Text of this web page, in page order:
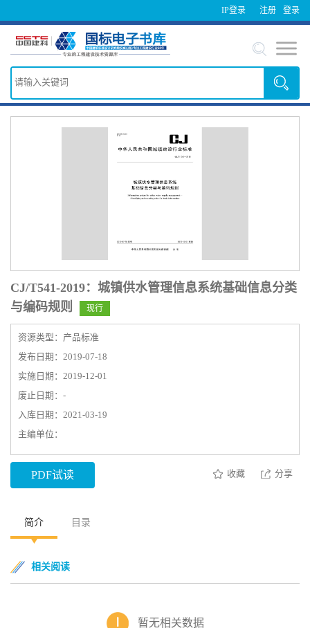
IP登录 登录
注册
CJ/T541-2019：城镇供水管理信息系统基础信息分类
与编码规则
现行
资源类型：产品标准
发布日期：2019-07-18
实施日期：2019-12-01
废止日期：-
入库日期：2021-03-19
主编单位：
PDF试读 收藏 分享
简介 目录
相关阅读
暂无相关数据